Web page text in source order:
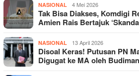
NASIONAL 4 Mei 2026
Tak Bisa Diakses, Komdigi
Amien Rais Bertajuk
NASIONAL 13 April 2026
Disoal Keras! Putusan PN
Digugat ke MA oleh